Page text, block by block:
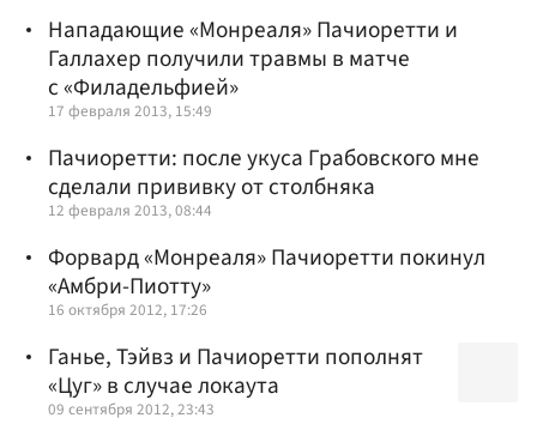
Нападающие «Монреаля» Пачиоретти и
Галлахер получили травмы в матче
с «Филадельфией»
17 февраля 2013, 15:49
Пачиоретти: после укуса Грабовского мне
сделали прививку от столбняка
12 февраля 2013, 08:44
Форвард «Монреаля» Пачиоретти покинул
«Амбри-Пиотту»
16 октября 2012, 17:26
Ганье, Тэйвз и Пачиоретти пополнят
«Цуг» в случае локаута
09 сентября 2012, 23:43